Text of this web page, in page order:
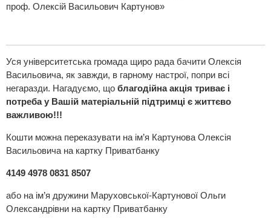
проф. Олексій Васильович Картунов»
Уся університетська громада щиро рада бачити Олексія
Васильовича, як завжди, в гарному настрої, попри всі
негаразди. Нагадуємо, що благодійна акція триває і
потреба у Вашій матеріальній підтримці є життєво
важливою!!!
Кошти можна переказувати на ім’я Картунова Олексія
Васильовича на картку Приватбанку
4149 4978 0831 8507
або на ім’я дружини Маруховської-Картунової Ольги
Олександрівни на картку Приватбанку